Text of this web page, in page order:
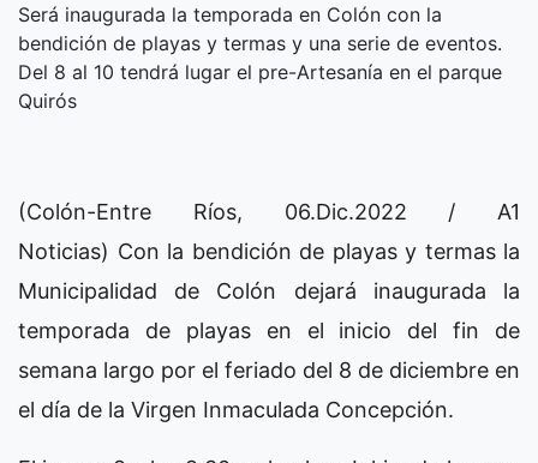
Será inaugurada la temporada en Colón con la
bendición de playas y termas y una serie de eventos.
Del 8 al 10 tendrá lugar el pre-Artesanía en el parque
Quirós
(Colón-Entre Ríos, 06.Dic.2022 / A1
Noticias) Con la bendición de playas y termas la
Municipalidad de Colón dejará inaugurada la
temporada de playas en el inicio del fin de
semana largo por el feriado del 8 de diciembre en
el día de la Virgen Inmaculada Concepción.